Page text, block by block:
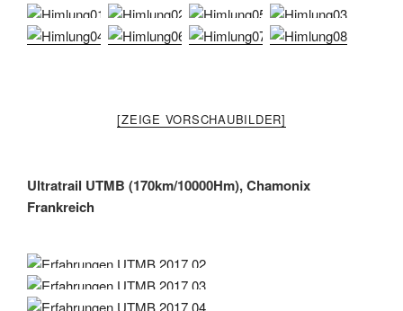
[ZEIGE VORSCHAUBILDER]
Ultratrail UTMB (170km/10000Hm), Chamonix
Frankreich